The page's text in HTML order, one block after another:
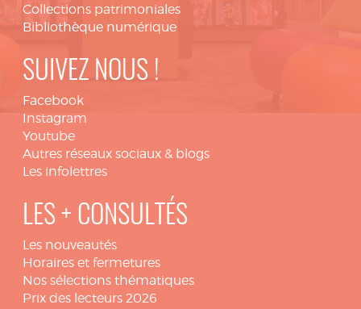
Collections patrimoniales
Bibliothèque numérique
SUIVEZ NOUS !
Facebook
Instagram
Youtube
Autres réseaux sociaux & blogs
Les infolettres
LES + CONSULTÉS
Les nouveautés
Horaires et fermetures
Nos sélections thématiques
Prix des lecteurs 2026